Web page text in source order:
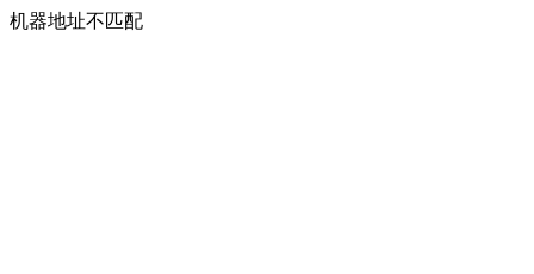
机器地址不匹配